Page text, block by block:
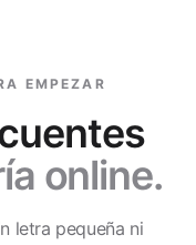
EMPEZAR
online.
letra pequeña ni